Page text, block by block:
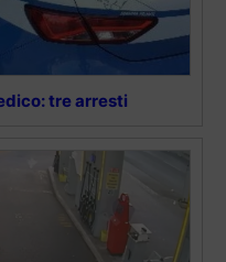
tre arresti